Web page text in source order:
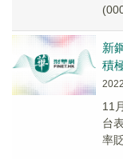
新
積
11
台
率